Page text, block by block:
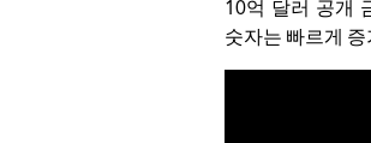
10억 달러 공개
숫자는 빠르게